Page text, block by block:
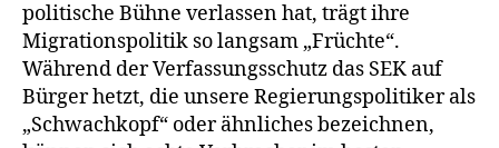
mit
Politik
politische Bühne verlassen hat, trägt ihre
Migrationspolitik so langsam „Früchte“.
Während der Verfassungsschutz das SEK auf
Bürger hetzt, die unsere Regierungspolitiker als
„Schwachkopf“ oder ähnliches bezeichnen,